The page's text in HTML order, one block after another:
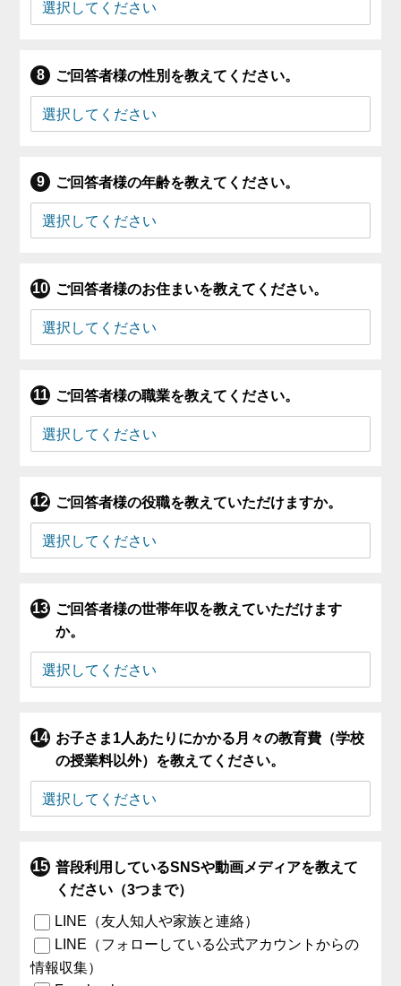
ご回答者様の性別を教えてください。
ご回答者様の年齢を教えてください。
ご回答者様のお住まいを教えてください。
ご回答者様の職業を教えてください。
ご回答者様の役職を教えていただけますか。
ご回答者様の世帯年収を教えていただけます
か。
お子さま1人あたりにかかる月々の教育費（学校
の授業料以外）を教えてください。
普段利用しているSNSや動画メディアを教えて
ください（3つまで）
LINE（友人知人や家族と連絡）
LINE（フォローしている公式アカウントからの
情報収集）